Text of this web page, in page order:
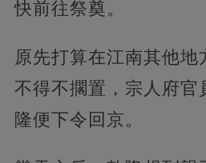
快前往祭奠。
原先打算在江南其他地
不得不擱置，宗人府官
隆便下令回京。